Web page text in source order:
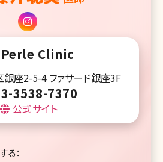
Perle Clinic
座2-5-4 ファサード銀座3F
3538-7370
公式サイト
る：